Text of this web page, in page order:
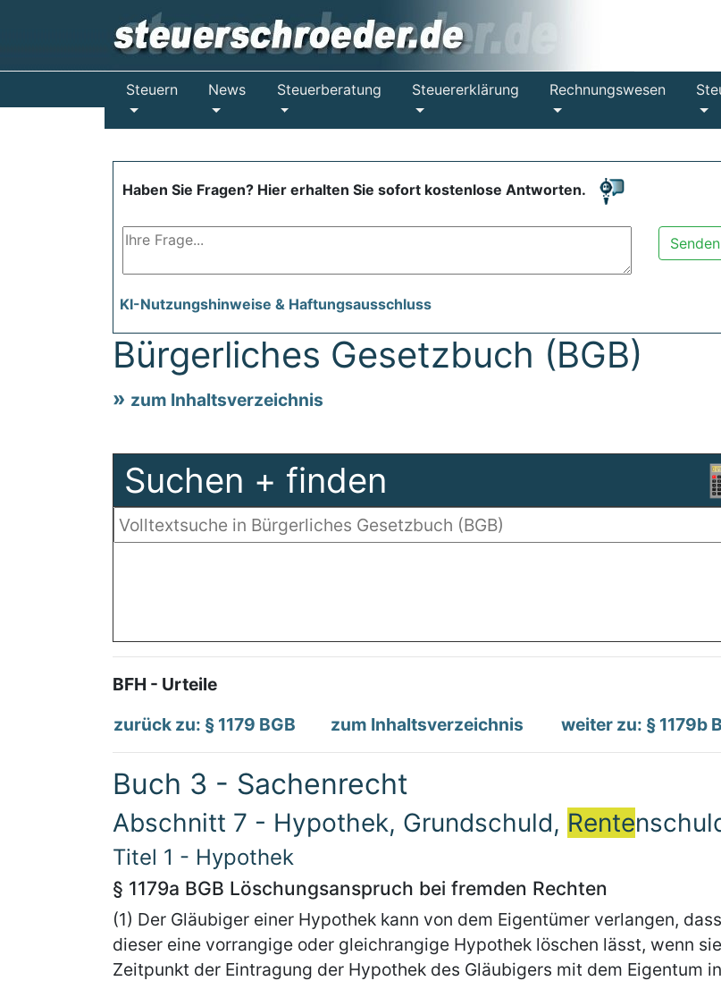
Steuern News Steuerberatung Steuererklärung Rechnungswesen
Haben Sie Fragen? Hier erhalten Sie sofort kostenlose Antworten.
Senden
KI-Nutzungshinweise & Haftungsausschluss
Bürgerliches Gesetzbuch (BGB)
zum Inhaltsverzeichnis
Suchen + finden
BFH - Urteile
zurück zu: § 1179 BGB
zum Inhaltsverzeichnis weiter zu: § 1179b
Buch 3 - Sachenrecht
Abschnitt 7 - Hypothek, Grundschuld, Rente
Titel 1 - Hypothek
§ 1179a BGB Löschungsanspruch bei fremden Rechten
(1) Der Gläubiger einer Hypothek kann von dem Eigentümer verlangen, dass
dieser eine vorrangige oder gleichrangige Hypothek löschen lässt, wenn
Zeitpunkt der Eintragung der Hypothek des Gläubigers mit dem Eigentum in